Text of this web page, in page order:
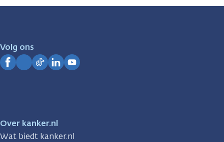
zijn
Volg ons
Over kanker.nl
Wat biedt kanker.nl